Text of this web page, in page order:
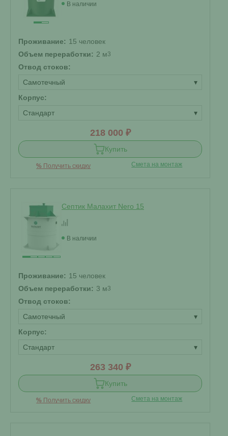
В наличии
Проживание: 15 человек
Объем переработки: 2 м3
Отвод стоков:
Самотечный
▾
Корпус:
Стандарт
▾
218 000 ₽
Купить
% Получить скидку Смета на монтаж
Септик Малахит Nero 15
В наличии
Проживание: 15 человек
Объем переработки: 3 м3
Отвод стоков:
Самотечный
▾
Корпус:
Стандарт
▾
263 340 ₽
Купить
% Получить скидку Смета на монтаж